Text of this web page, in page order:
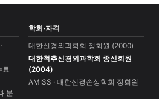
료
분
학회·자격
대한신경외과학회 정회원 (2000)
대한척추신경외과학회 종신회원
(2004)
AMISS · 대한신경손상학회 정회원